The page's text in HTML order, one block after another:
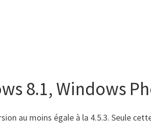
8.1, Windows
au moins égale à la 4.5.3. Seule